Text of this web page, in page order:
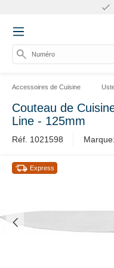
Numéro d'
Accessoires de Cuisine
Couteau de
Line - 125mm
Réf. 1021598
Express